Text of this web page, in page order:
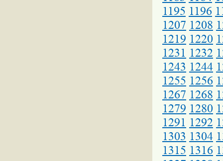
1195 1196
1207 1208
1219 1220
1231 1232
1243 1244
1255 1256
1267 1268
1279 1280
1291 1292
1303 1304
1315 1316